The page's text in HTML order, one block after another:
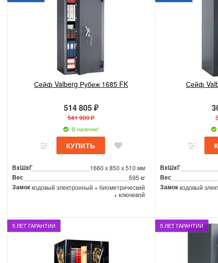
Сейф Valberg Рубеж 1685 FK
514 805 ₽
541 900 ₽
В наличии*
ВxШxГ 1660 x 850 x 510 мм
Вес 595 кг
Замоккодовый электронный + биометрический
+ ключевой
Сейф
ВxШxГ
Вес
Замоккодовый
5 ЛЕТ ГАРАНТИИ 5 ЛЕТ ГАРАНТИИ